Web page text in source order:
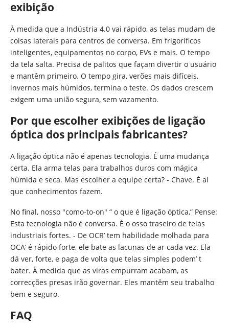
exibição
À medida que a Indústria 4.0 vai rápido, as telas mudam de
coisas laterais para centros de conversa. Em frigoríficos
inteligentes, equipamentos no corpo, EVs e mais. O tempo
da tela salta. Precisa de palitos que façam divertir o usuário
e mantêm primeiro. O tempo gira, verões mais difíceis,
invernos mais húmidos, termina o teste. Os dados crescem
exigem uma união segura, sem vazamento.
Por que escolher exibições de ligação
óptica dos principais fabricantes?
A ligação óptica não é apenas tecnologia. É uma mudança
certa. Ela arma telas para trabalhos duros com mágica
húmida e seca. Mas escolher a equipe certa? - Chave. É aí
que conhecimentos fazem.
No final, nosso "como-to-on" “ o que é ligação óptica,” Pense:
Esta tecnologia não é conversa. É o osso traseiro de telas
industriais fortes. - De OCR’ tem habilidade molhada para
OCA’ é rápido forte, ele bate as lacunas de ar cada vez. Ela
dá ver, forte, e paga de volta que telas simples podem’ t
bater. À medida que as viras empurram acabam, as
correcções presas irão governar. Eles mantêm seu trabalho
bem e seguro.
FAQ